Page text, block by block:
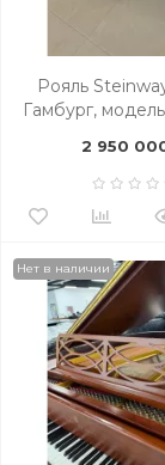
Рояль
Гамбург,
2 950
Нет в наличии